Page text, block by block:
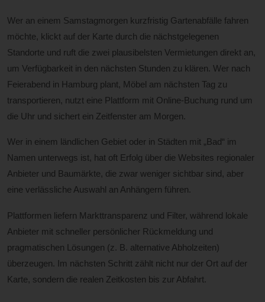
Wer an einem Samstagmorgen kurzfristig Gartenabfälle fahren
möchte, klickt auf der Karte durch die nächstgelegenen
Standorte und ruft die zwei plausibelsten Vermietungen direkt an,
um Verfügbarkeit in den nächsten Stunden zu klären. Wer nach
Feierabend in Hamburg plant, Möbel am nächsten Tag zu
transportieren, nutzt eine Plattform mit Online-Buchung rund um
die Uhr und sichert ein Zeitfenster am Morgen.
Wer in einem ländlichen Gebiet oder in Städten mit „Bad“ im
Namen unterwegs ist, hat oft Erfolg über die Websites regionaler
Anbieter und Baumärkte, die zwar weniger sichtbar sind, aber
eine verlässliche Auswahl an Anhängern führen.
Plattformen liefern Markttransparenz und Filter, während lokale
Anbieter mit schneller persönlicher Rückmeldung und
pragmatischen Lösungen (z. B. alternative Abholzeiten)
überzeugen. Im nächsten Schritt zählt nicht nur der Ort auf der
Karte, sondern die realen Zeitkosten bis zur Abfahrt.